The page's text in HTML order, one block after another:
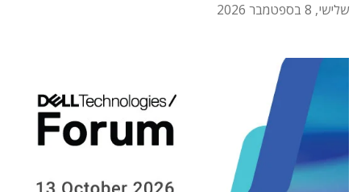
שלישי, 8 בספטמבר 2026